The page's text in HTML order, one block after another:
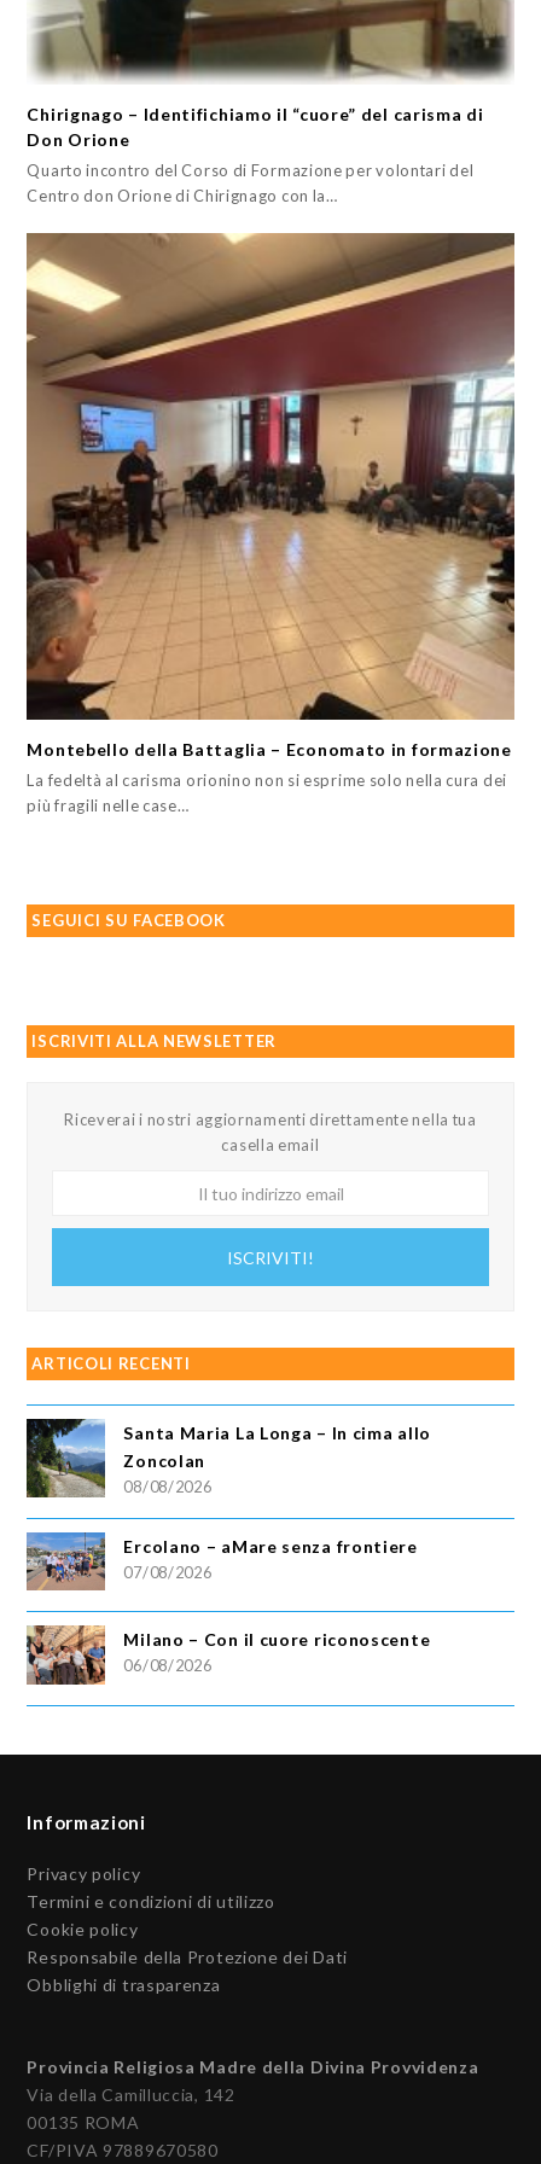
Chirignago – Identifichiamo il “cuore” del carisma di
Don Orione
Quarto incontro del Corso di Formazione per volontari del
Centro don Orione di Chirignago con la…
Montebello della Battaglia – Economato in formazione
La fedeltà al carisma orionino non si esprime solo nella cura dei
più fragili nelle case…
SEGUICI SU FACEBOOK
ISCRIVITI ALLA NEWSLETTER
Riceverai i nostri aggiornamenti direttamente nella tua
casella email
ISCRIVITI!
ARTICOLI RECENTI
Santa Maria La Longa – In cima allo
Zoncolan
08/08/2026
Ercolano – aMare senza frontiere
07/08/2026
Milano – Con il cuore riconoscente
06/08/2026
Informazioni
Privacy policy
Termini e condizioni di utilizzo
Cookie policy
Responsabile della Protezione dei Dati
Obblighi di trasparenza
Provincia Religiosa Madre della Divina Provvidenza
Via della Camilluccia, 142
00135 ROMA
CF/PIVA 97889670580